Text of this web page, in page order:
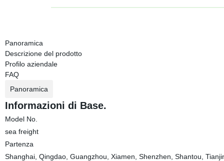
Panoramica
Descrizione del prodotto
Profilo aziendale
FAQ
Panoramica
Informazioni di Base.
Model No.
sea freight
Partenza
Shanghai, Qingdao, Guangzhou, Xiamen, Shenzhen, Shantou,